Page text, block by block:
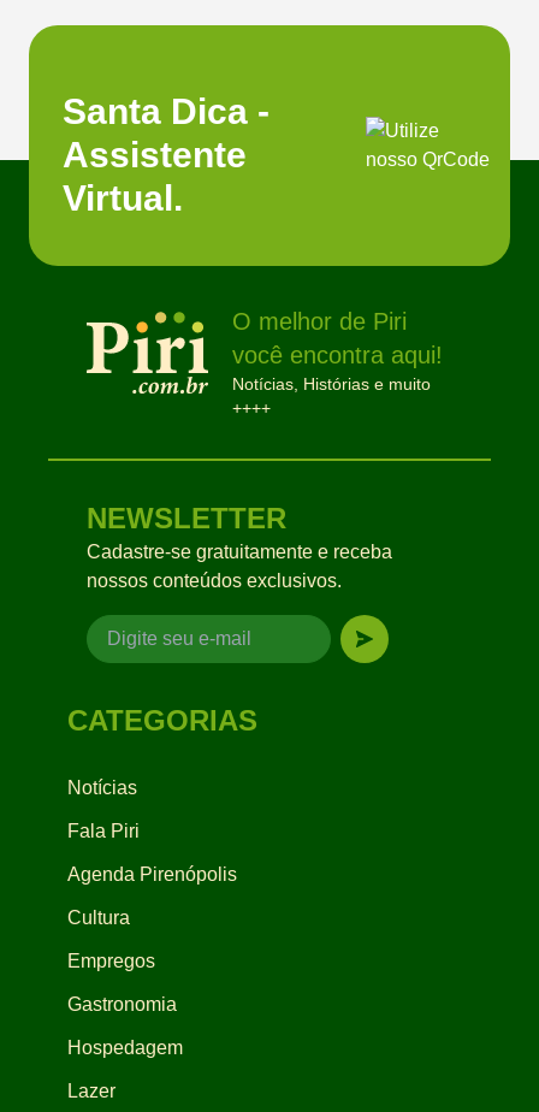
Santa Dica -
Assistente
Virtual.
O melhor de Piri
você encontra aqui!
Notícias, Histórias e muito
++++
NEWSLETTER
Cadastre-se gratuitamente e receba
nossos conteúdos exclusivos.
CATEGORIAS
Notícias
Fala Piri
Agenda Pirenópolis
Cultura
Empregos
Gastronomia
Hospedagem
Lazer